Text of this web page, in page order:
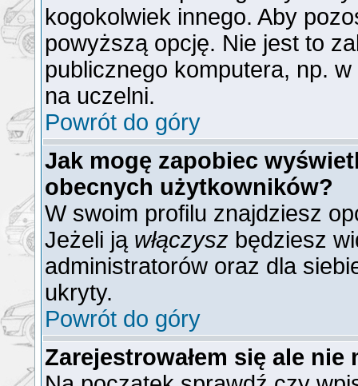
kogokolwiek innego. Aby
powyższą opcję. Nie jest to
publicznego komputera, np.
na uczelni.
Powrót do góry
Jak mogę zapobiec
obecnych użytkowników?
W swoim profilu znajdziesz
Jeżeli ją włączysz będziesz
administratorów oraz dla
ukryty.
Powrót do góry
Zarejestrowałem się ale